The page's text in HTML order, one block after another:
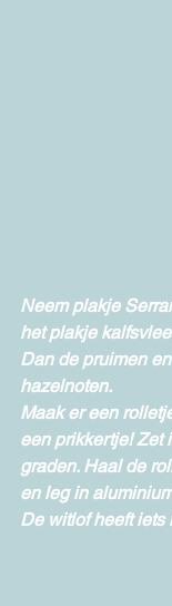
Neem plakje
het plakje
Dan de pruimen
hazelnoten.
Maak er een
een prikkertje! Zet
graden. Haal de
en leg in
De witlof heeft